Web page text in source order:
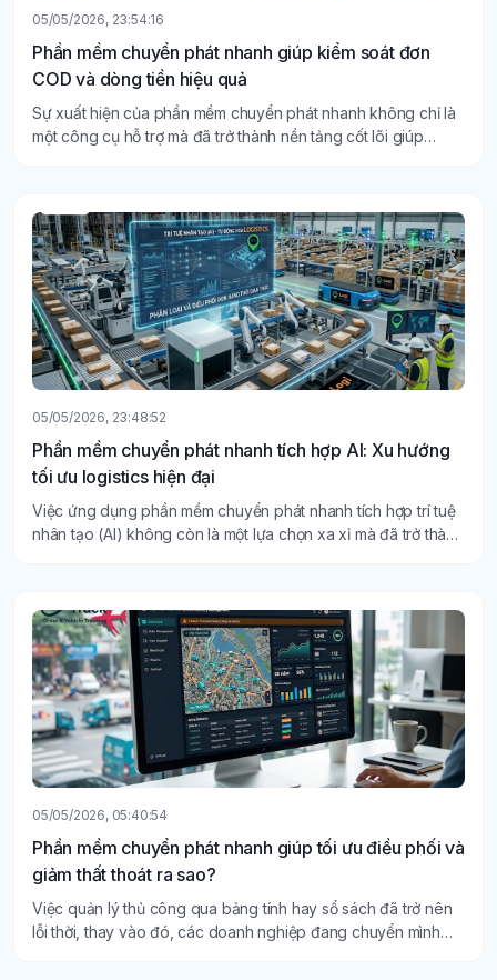
05/05/2026, 23:54:16
Phần mềm chuyển phát nhanh giúp kiểm soát đơn
COD và dòng tiền hiệu quả
Sự xuất hiện của phần mềm chuyển phát nhanh không chỉ là
một công cụ hỗ trợ mà đã trở thành nền tảng cốt lõi giúp
05/05/2026, 23:48:52
Phần mềm chuyển phát nhanh tích hợp AI: Xu hướng
tối ưu logistics hiện đại
Việc ứng dụng phần mềm chuyển phát nhanh tích hợp trí tuệ
nhân tạo (AI) không còn là một lựa chọn xa xỉ mà đã trở thành
05/05/2026, 05:40:54
Phần mềm chuyển phát nhanh giúp tối ưu điều phối và
giảm thất thoát ra sao?
Việc quản lý thủ công qua bảng tính hay sổ sách đã trở nên
lỗi thời, thay vào đó, các doanh nghiệp đang chuyển mình